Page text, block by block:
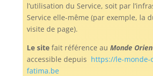
l’utilisation du Service, soit par
Service elle-même (par exemple, la
visite de page).
Le sitefait référence au Monde
accessible depuis https://le-monde-
fatima.be